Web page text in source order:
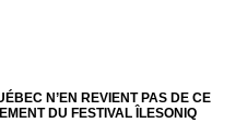
N’EN REVIENT PAS DE CE
DU FESTIVAL ÎLESONIQ